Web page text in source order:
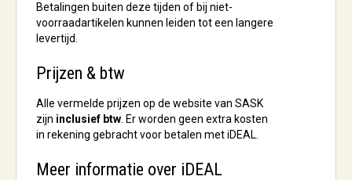
Betalingen buiten deze tijden of bij niet-
voorraadartikelen kunnen leiden tot een langere
levertijd.
Prijzen & btw
Alle vermelde prijzen op de website van SASK
zijn inclusief btw . Er worden geen extra kosten
in rekening gebracht voor betalen met iDEAL.
Meer informatie over iDEAL